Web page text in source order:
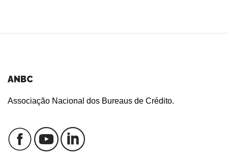
ANBC
Associação Nacional dos Bureaus de Crédito.